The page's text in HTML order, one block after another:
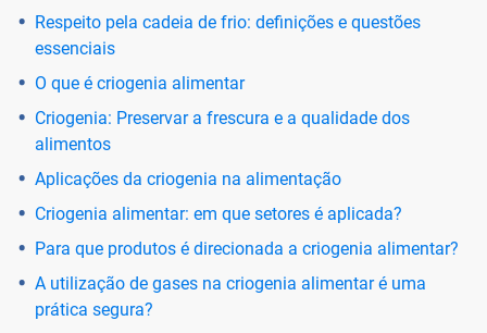
Respeito pela cadeia de frio: definições e questões
essenciais
O que é criogenia alimentar
Criogenia: Preservar a frescura e a qualidade dos
alimentos
Aplicações da criogenia na alimentação
Criogenia alimentar: em que setores é aplicada?
Para que produtos é direcionada a criogenia alimentar?
A utilização de gases na criogenia alimentar é uma
prática segura?